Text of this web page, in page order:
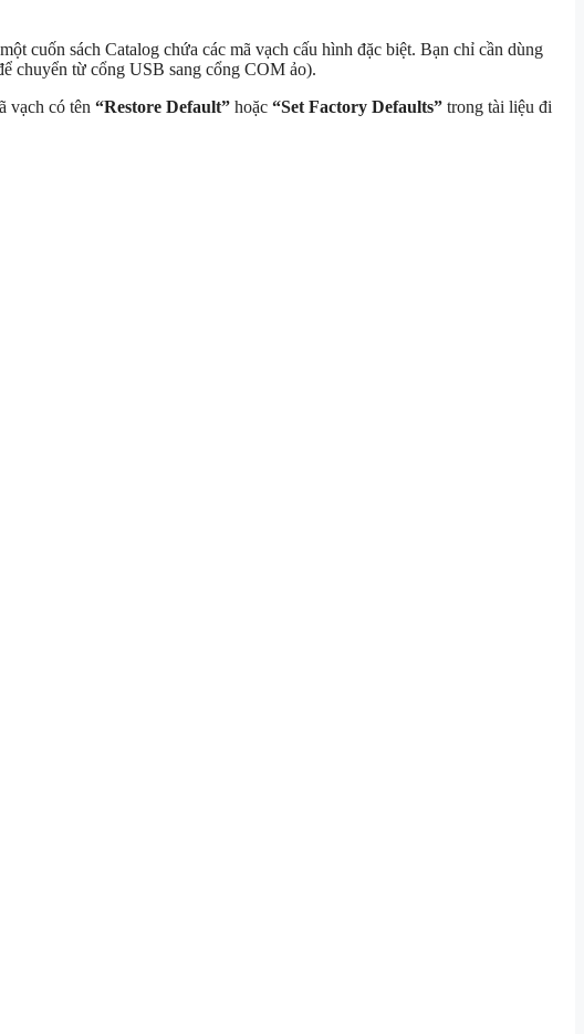
cuốn sách Catalog chứa các mã vạch cấu hình đặc biệt. Bạn chỉ cần dùng
chuyển từ cổng USB sang cổng COM ảo).
vạch có tên “Restore Default” hoặc “Set Factory Defaults” trong tài liệu đi